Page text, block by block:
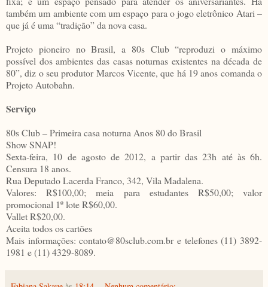
também um ambiente com um espaço para o jogo eletrônico Atari –
que já é uma “tradição” da nova casa.
Projeto pioneiro no Brasil, a 80s Club “reproduzi o máximo
possível dos ambientes das casas noturnas existentes na década de
80”, diz o seu produtor Marcos Vicente, que há 19 anos comanda o
Projeto Autobahn.
Serviço
80s Club – Primeira casa noturna Anos 80 do Brasil
Show SNAP!
Sexta-feira, 10 de agosto de 2012, a partir das 23h até às 6h.
Censura 18 anos.
Rua Deputado Lacerda Franco, 342, Vila Madalena.
Valores: R$100,00; meia para estudantes R$50,00; valor
promocional 1º lote R$60,00.
Vallet R$20,00.
Aceita todos os cartões
Mais informações: contato@80sclub.com.br e telefones (11) 3892-
1981 e (11) 4329-8089.